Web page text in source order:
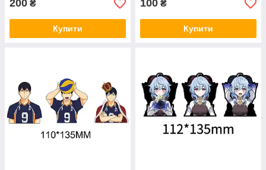
200 ₴
Купити
100 ₴
Купити